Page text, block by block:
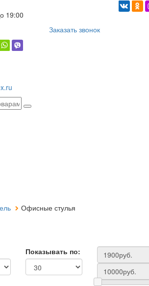
19:00
Заказать звонок
Офисные стулья
Показывать по: